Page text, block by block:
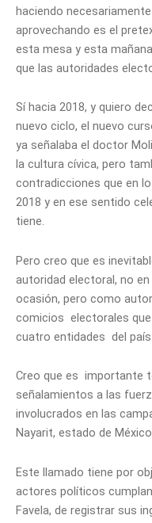
haciendo
aprovechando es el
esta mesa y esta
que las autoridades
Sí hacia 2018, y quiero
nuevo ciclo, el nuevo
ya señalaba el doctor
la cultura cívica, pero
contradicciones que en
2018 y en ese sentido
tiene.
Pero creo que es
autoridad electoral, no
ocasión, pero como
comicios electorales
cuatro entidades del país.
Creo que es importante
señalamientos a las
involucrados en las
Nayarit, estado de
Este llamado tiene por
actores políticos
Favela, de registrar sus